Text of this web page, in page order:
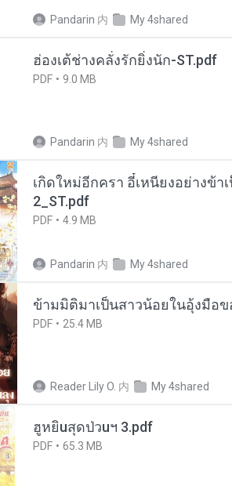
Pandarin 内 My 4shared
ฮ่องเต้ช่างคลั่งรักยิ่งนัก-ST.pdf
PDF 9.0 MB
Pandarin 内 My 4shared
เกิดใหม่อีกครา อี๋เหนียงอย่างข้า
2_ST.pdf
PDF 4.9 MB
Pandarin 内 My 4shared
ข้ามมิติมาเป็นสาวน้อยในอุ้งมือ
PDF 25.4 MB
Reader Lily O. 内 My 4shared
ฮูหยิuสุดป่วuฯ 3.pdf
PDF 65.3 MB